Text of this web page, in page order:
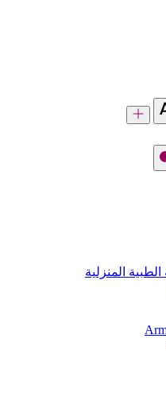
المنزلية